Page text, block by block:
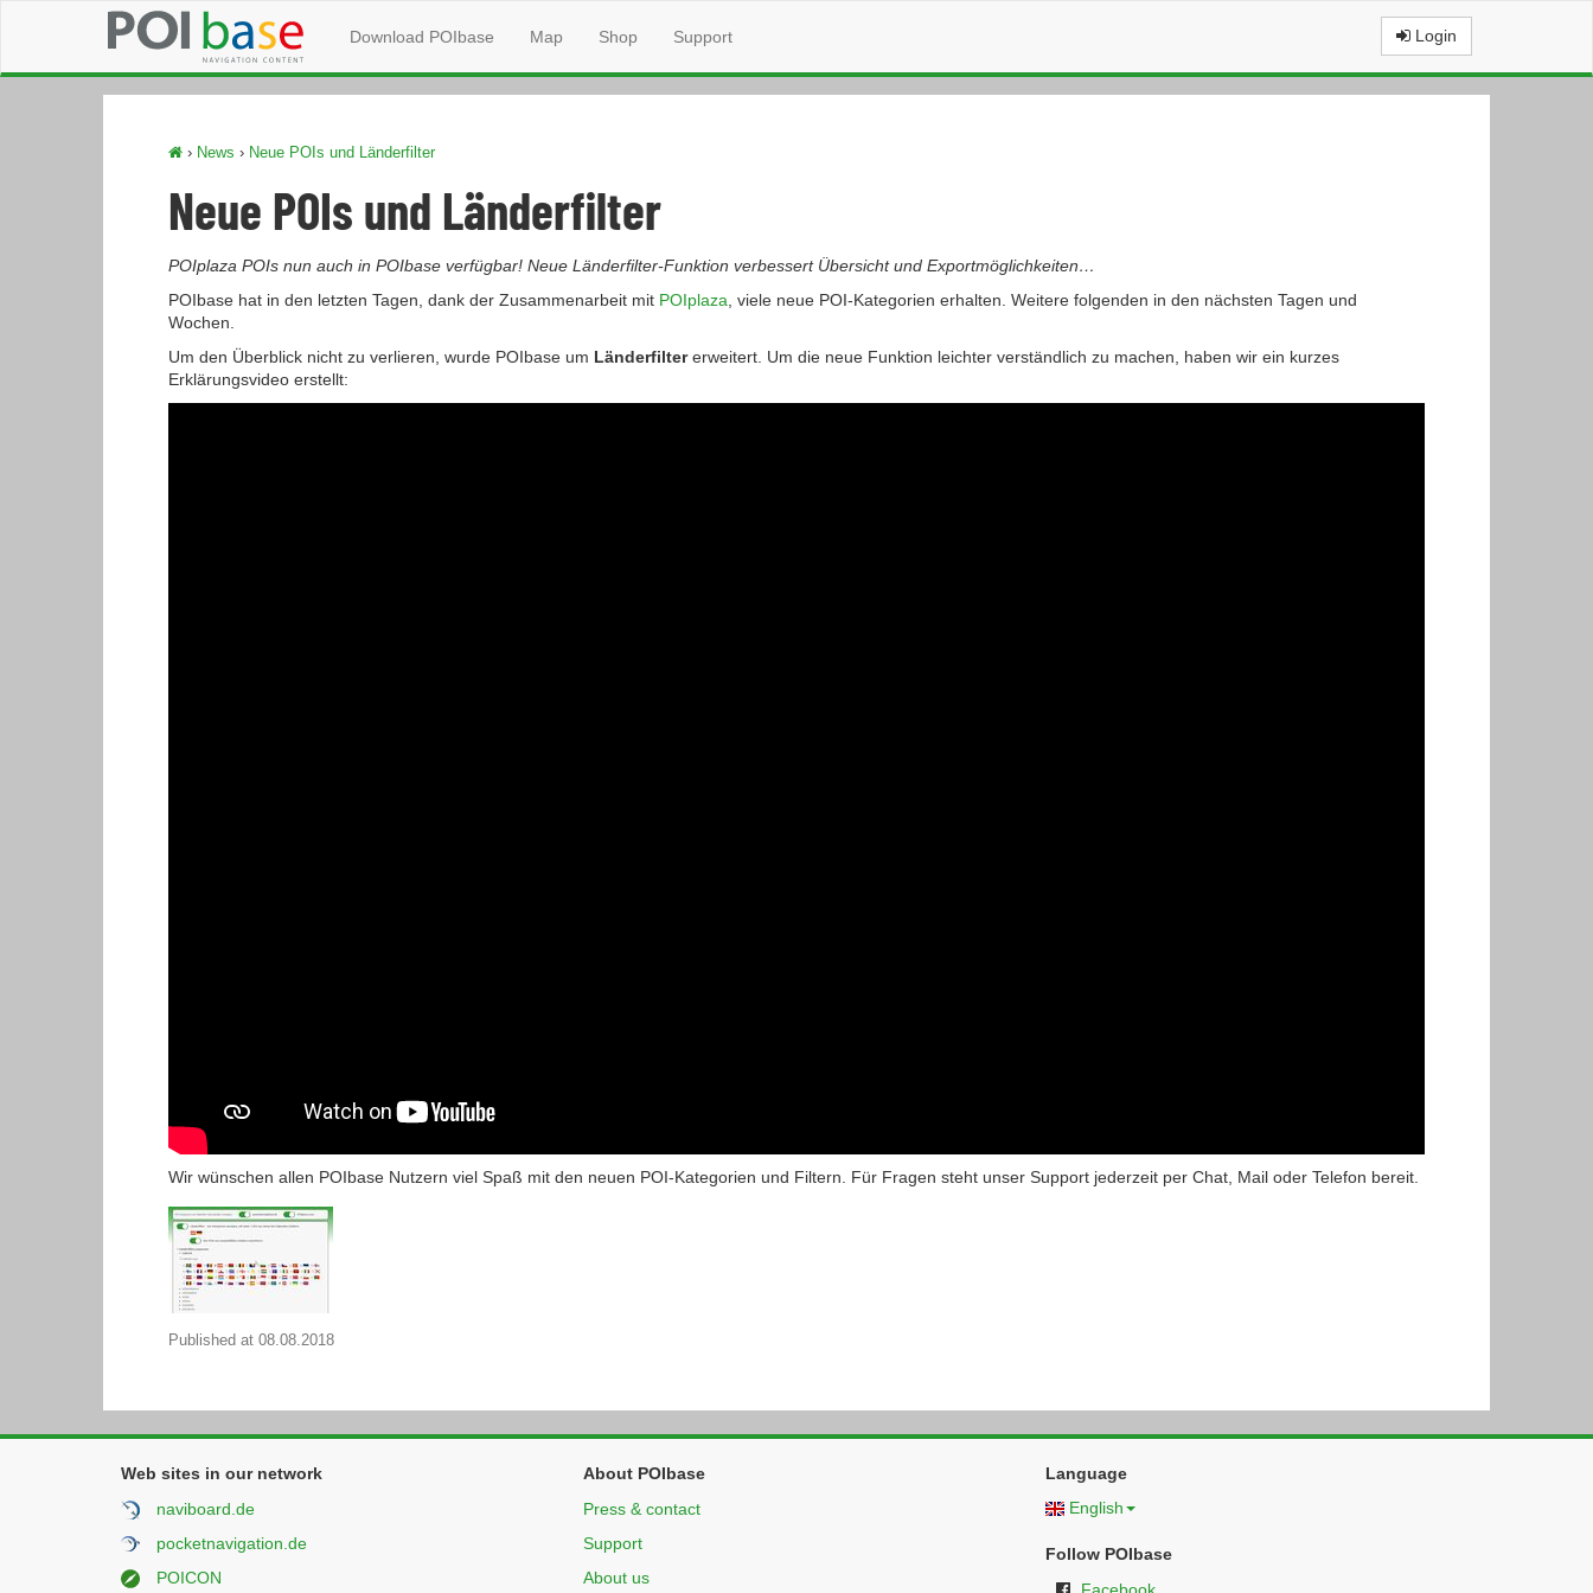
Download POIbase Map Shop Support Login
› News › Neue POIs und Länderfilter
Neue POIs und Länderfilter
POIplaza POIs nun auch in POIbase verfügbar! Neue Länderfilter-Funktion verbessert Übersicht und Exportmöglichkeiten…
POIbase hat in den letzten Tagen, dank der Zusammenarbeit mit POIplaza , viele neue POI-Kategorien erhalten. Weitere folgenden in den nächsten Tagen und
Wochen.
Um den Überblick nicht zu verlieren, wurde POIbase um Länderfiltererweitert. Um die neue Funktion leichter verständlich zu machen, haben wir ein kurzes
Erklärungsvideo erstellt:
Wir wünschen allen POIbase Nutzern viel Spaß mit den neuen POI-Kategorien und Filtern. Für Fragen steht unser Support jederzeit per Chat, Mail oder Telefon bereit.
Published at 08.08.2018
Web sites in our network
naviboard.de
pocketnavigation.de
POICON
About POIbase
Press & contact
Support
About us
Language
English
Follow POIbase